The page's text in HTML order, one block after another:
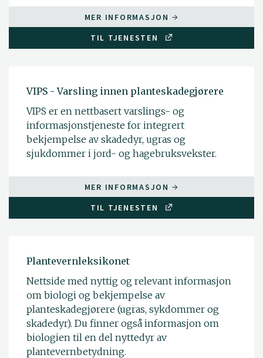
MER INFORMASJON
TIL TJENESTEN
VIPS - Varsling innen planteskadegjørere
VIPS er en nettbasert varslings- og
informasjonstjeneste for integrert
bekjempelse av skadedyr, ugras og
sjukdommer i jord- og hagebruksvekster.
MER INFORMASJON
TIL TJENESTEN
Plantevernleksikonet
Nettside med nyttig og relevant informasjon
om biologi og bekjempelse av
planteskadegjørere (ugras, sykdommer og
skadedyr). Du finner også informasjon om
biologien til en del nyttedyr av
plantevernbetydning.